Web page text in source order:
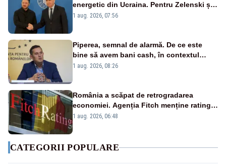
energetic din Ucraina. Pentru Zelenski și
înalții oficiali de la Kiev, subiectul nu
1 aug. 2026, 07:56
Piperea, semnal de alarmă. De ce este
bine să avem bani cash, în contextul
alertei energetice?
1 aug. 2026, 08:26
România a scăpat de retrogradarea
economiei. Agenția Fitch menține ratingul
„BBB-” cu perspectivă negativă
1 aug. 2026, 06:48
CATEGORII POPULARE